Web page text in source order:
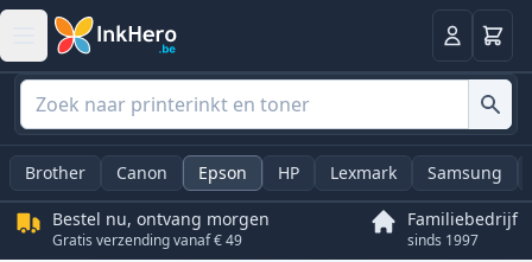
Log in
Brother Canon Epson HP Lexmark Samsung
Bestel nu, ontvang morgen
Gratis verzending vanaf € 49
Familiebedrijf
sinds 1997